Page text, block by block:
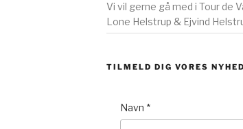
Vi vil gerne gå med i Tour de
Lone Helstrup & Ejvind
TILMELD DIG VORES
Navn *